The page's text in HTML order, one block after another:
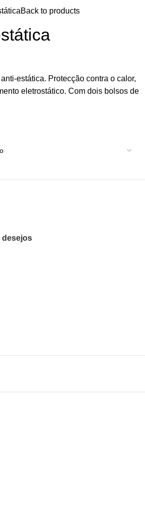
Back to products
estática. Protecção contra o calor,
eletrostático. Com dois bolsos de
desejos